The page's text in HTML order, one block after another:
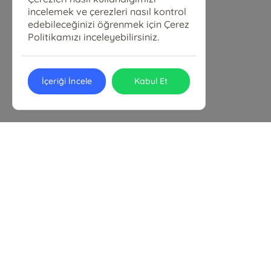
incelemek ve çerezleri nasıl kontrol
edebileceğinizi öğrenmek için Çerez
Politikamızı inceleyebilirsiniz.
İçeriği İncele Kabul Et